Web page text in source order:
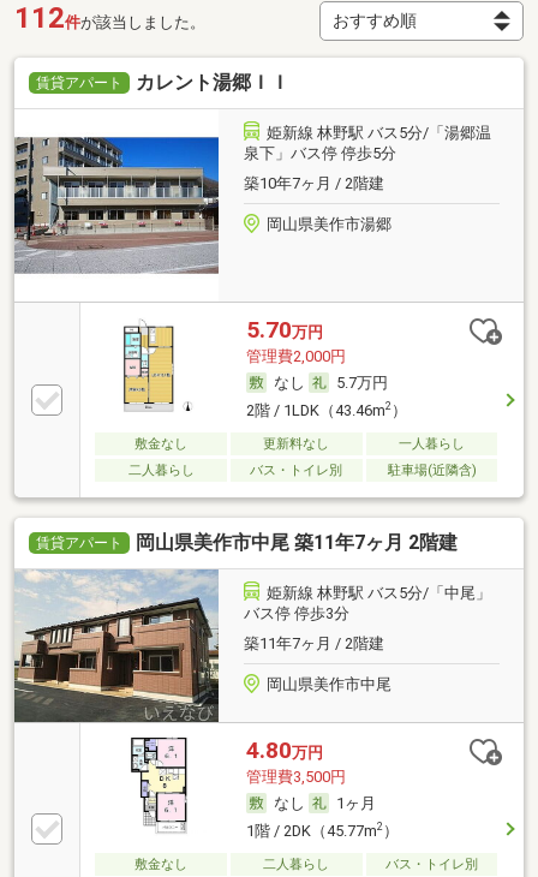
112件が該当しました。
賃貸アパート カレント湯郷ＩＩ
姫新線 林野駅 バス5分/「湯郷温
泉下」バス停 停歩5分
築10年7ヶ月 / 2階建
岡山県美作市湯郷
5.70万円
管理費2,000円
なし
5.7万円
2階 / 1LDK（43.46m2）
敷金なし 更新料なし
一人暮らし
二人暮らし
バス・トイレ別 駐車場(近隣含)
賃貸アパート 岡山県美作市中尾 築11年7ヶ月 2階建
姫新線 林野駅 バス5分/「中尾」
バス停 停歩3分
築11年7ヶ月 / 2階建
岡山県美作市中尾
4.80万円
管理費3,500円
なし
1ヶ月
1階 / 2DK（45.77m2）
敷金なし 二人暮らし バス・トイレ別